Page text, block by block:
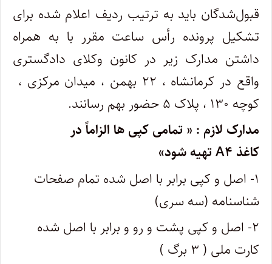
قبول‌شدگان باید به ترتیب ردیف اعلام شده برای
تشکیل پرونده رأس ساعت مقرر با به همراه
داشتن مدارک زیر در کانون وکلای دادگستری
واقع در کرمانشاه ، ۲۲ بهمن ، میدان مرکزی ،
کوچه ۱۳۰ ، پلاک ۵ حضور بهم رسانند.
مدارک لازم : « تمامی کپی ها الزاماً در
کاغذ A۴تهیه شود»
۱- اصل و کپی برابر با اصل شده تمام صفحات
شناسنامه (سه سری)
۲- اصل و کپی پشت و رو و برابر با اصل شده
کارت ملی ( ۳ برگ )